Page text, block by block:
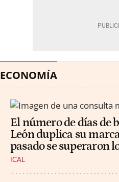
ECONOMÍA
El número de días de
León duplica su
pasado se superaron
ICAL